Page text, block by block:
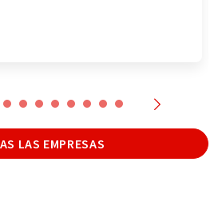
LAS EMPRESAS